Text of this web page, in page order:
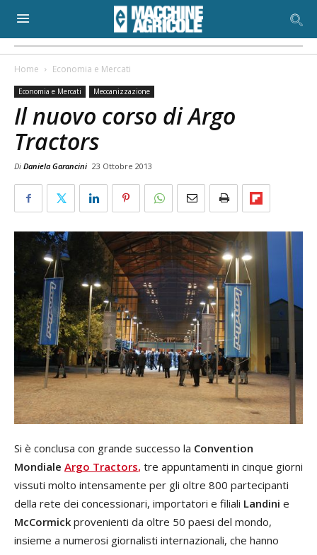
Home Economia e Mercati
Economia e Mercati Meccanizzazione
Il nuovo corso di Argo
Tractors
Di Daniela Garancini 23 Ottobre 2013
Si è conclusa con grande successo la Convention
Mondiale Argo Tractors, tre appuntamenti in cinque giorni
vissuti molto intensamente per gli oltre 800 partecipanti
della rete dei concessionari, importatori e filiali Landini e
McCormick provenienti da oltre 50 paesi del mondo,
insieme a numerosi giornalisti internazionali, che hanno